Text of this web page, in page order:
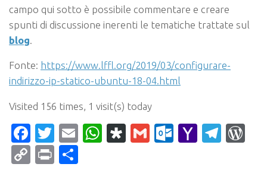
campo qui sotto è possibile commentare e creare
spunti di discussione inerenti le tematiche trattate sul
blog
Fonte: https://www.lffl.org/2019/03/configurare-
indirizzo-ip-statico-ubuntu-18-04.html
Visited 156 times, 1 visit(s) today
Facebook
Twitter
EmailWhatsApp
Diaspora
Gmail Yahoo
CopyPrint